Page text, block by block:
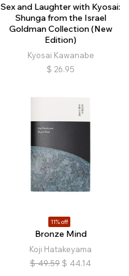
Sex and Laughter with Kyosai:
Shunga from the Israel
Goldman Collection (New
Edition)
Kyosai Kawanabe
$ 26.95
11% off
Bronze Mind
Koji Hatakeyama
$ 49.59 $ 44.14